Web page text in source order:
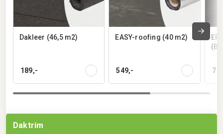
Dakleer (46,5 m2)
189,-
EASY-roofing (40 m2)
549,-
Daktrim